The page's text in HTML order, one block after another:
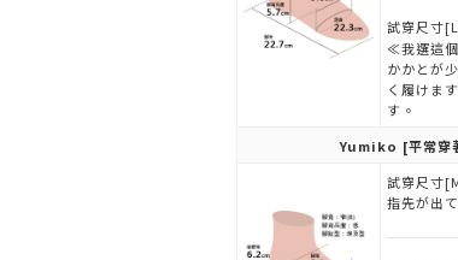
試穿尺寸
≪我選這
かかとが
く履けま
す。
Yumiko [平常穿
試穿尺寸
指先が出